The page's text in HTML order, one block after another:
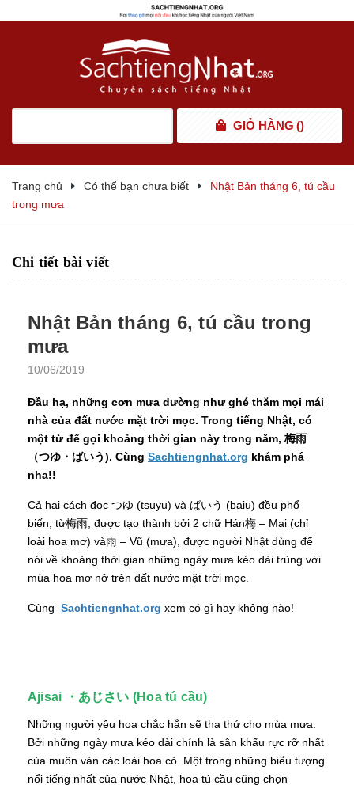
GIỎ HÀNG ()
Trang chủ Có thể bạn chưa biết
Nhật Bản tháng 6, tú cầu
trong mưa
Chi tiết bài viết
Nhật Bản tháng 6, tú cầu trong
mưa
10/06/2019
Đầu hạ, những cơn mưa dường như ghé thăm mọi mái
nhà của đất nước mặt trời mọc. Trong tiếng Nhật, có
một từ để gọi khoảng thời gian này trong năm, 梅雨
（つゆ・ばいう). Cùng Sachtiengnhat.org khám phá
nha!!
Cả hai cách đọc つゆ (tsuyu) và ばいう (baiu) đều phổ
biến, từ梅雨, được tạo thành bởi 2 chữ Hán梅 – Mai (chỉ
loài hoa mơ) và雨 – Vũ (mưa), được người Nhật dùng để
nói về khoảng thời gian những ngày mưa kéo dài trùng với
mùa hoa mơ nở trên đất nước mặt trời mọc.
Cùng Sachtiengnhat.org xem có gì hay không nào!
Ajisai ・あじさい (Hoa tú cầu)
Những người yêu hoa chắc hẳn sẽ tha thứ cho mùa mưa.
Bởi những ngày mưa kéo dài chính là sân khấu rực rỡ nhất
của muôn vàn các loài hoa cỏ. Một trong những biểu tượng
nổi tiếng nhất của nước Nhật, hoa tú cầu cũng chọn